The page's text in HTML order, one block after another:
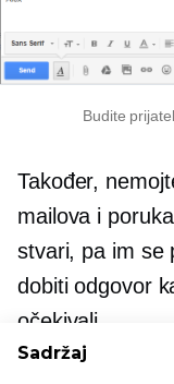
Budite
Također,
mailova i
stvari, pa im se
dobiti odgovor
očekivali.
Sadržaj